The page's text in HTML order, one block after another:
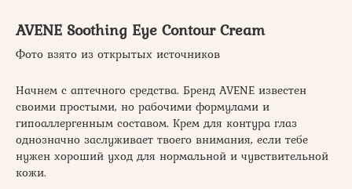
AVENE Soothing Eye Contour Cream
Фото взято из открытых источников
Начнем с аптечного средства. Бренд AVENE известен
своими простыми, но рабочими формулами и
гипоаллергенным составом. Крем для контура глаз
однозначно заслуживает твоего внимания, если тебе
нужен хороший уход для нормальной и чувствительной
кожи.